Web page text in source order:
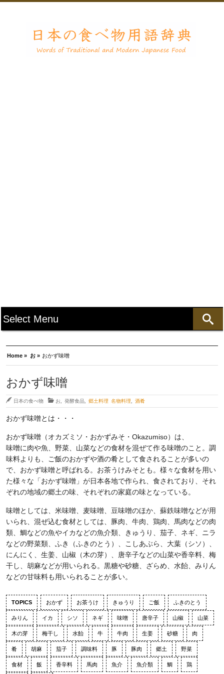
Home » お » おかず味噌
おかず味噌
日本の食べ物 お 発酵食品 郷土料理 名物料理 酒肴
おかず味噌とは・・・
おかず味噌（オカズミソ・おかずみそ・Okazumiso）は、
味噌に肉や魚、野菜、山菜などの食材を混ぜて作る味噌のこと。調
味料よりも、ご飯のおかずや酒の肴として食されることが多いの
で、おかず味噌と呼ばれる。お茶うけみそとも。様々な食材を用い
た様々な「おかず味噌」が日本各地で作られ、食されており、それ
ぞれの地域の郷土の味、それぞれの家庭の味となっている。
味噌としては、米味噌、麦味噌、豆味噌のほか、蘇鉄味噌などが用
いられ、混ぜ込む食材としては、豚肉、牛肉、鶏肉、馬肉などの肉
類、鯛などの魚やイカなどの魚介類、きゅうり、茄子、ネギ、ニラ
などの野菜類、ふき（ふきのとう）、こしあぶら、大葉（シソ）、
にんにく、生姜、山椒（木の芽）、唐辛子などの山菜や香辛料、梅
干し、胡麻などが用いられる。黒糖や砂糖、ざらめ、水飴、みりん
などの甘味料も用いられることが多い。
TOPICS おかず お茶うけ きゅうり ご飯 ふきのとう
みりん イカ シソ ネギ 味噌 唐辛子 山椒 山菜
木の芽 梅干し 水飴 牛 牛肉 生姜 砂糖 肉
肴 胡麻 茄子 調味料 豚 豚肉 郷土 野菜
食材 飯 香辛料 馬肉 魚介 魚介類 鯛 鶏